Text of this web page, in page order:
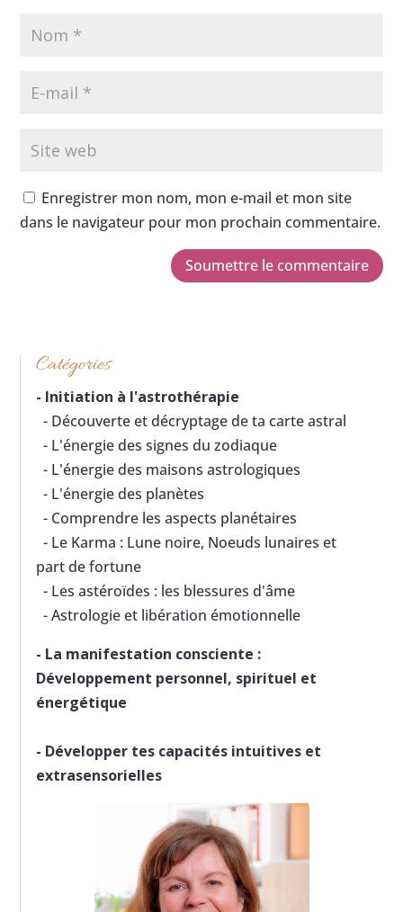
Enregistrer mon nom, mon e-mail et mon site
dans le navigateur pour mon prochain commentaire.
Soumettre le commentaire
Catégories
- Initiation à l'astrothérapie
- Découverte et décryptage de ta carte astral
- L'énergie des signes du zodiaque
- L'énergie des maisons astrologiques
- L'énergie des planètes
- Comprendre les aspects planétaires
- Le Karma : Lune noire, Noeuds lunaires et
part de fortune
- Les astéroïdes : les blessures d'âme
- Astrologie et libération émotionnelle
- La manifestation consciente :
Développement personnel, spirituel et
énergétique
- Développer tes capacités intuitives et
extrasensorielles